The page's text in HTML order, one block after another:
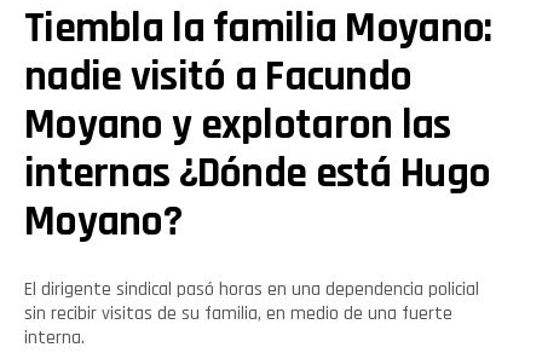
Tiembla la familia Moyano:
nadie visitó a Facundo
Moyano y explotaron las
internas ¿Dónde está Hugo
Moyano?
El dirigente sindical pasó horas en una dependencia policial
sin recibir visitas de su familia, en medio de una fuerte
interna.